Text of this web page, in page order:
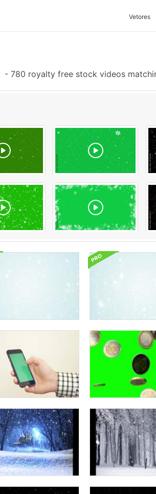
Vetores
- 780 royalty free stock videos